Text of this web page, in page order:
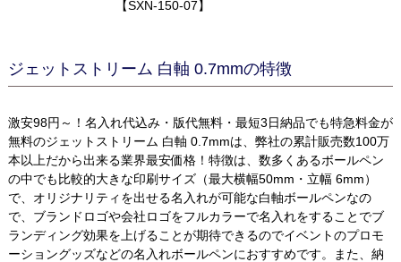
【SXN-150-07】
ジェットストリーム 白軸 0.7mmの特徴
激安98円～！名入れ代込み・版代無料・最短3日納品でも特急料金が
無料のジェットストリーム 白軸 0.7mmは、弊社の累計販売数100万
本以上だから出来る業界最安価格！特徴は、数多くあるボールペン
の中でも比較的大きな印刷サイズ（最大横幅50mm・立幅 6mm）
で、オリジナリティを出せる名入れが可能な白軸ボールペンなの
で、ブランドロゴや会社ロゴをフルカラーで名入れをすることでブ
ランディング効果を上げることが期待できるのでイベントのプロモ
ーショングッズなどの名入れボールペンにおすすめです。また、納